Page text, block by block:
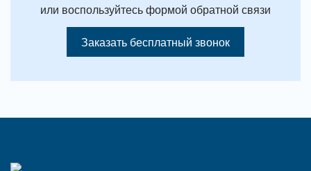
или воспользуйтесь формой обратной связи
Заказать бесплатный звонок